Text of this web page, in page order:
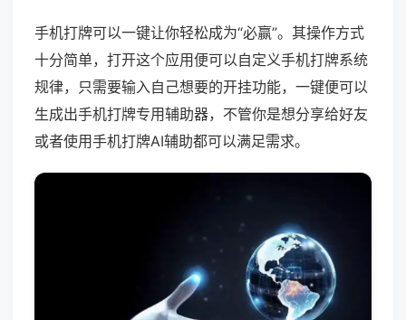
手机打牌可以一键让你轻松成为“必赢”。其操作方式
十分简单，打开这个应用便可以自定义手机打牌系统
规律，只需要输入自己想要的开挂功能，一键便可以
生成出手机打牌专用辅助器，不管你是想分享给好友
或者使用手机打牌AI辅助都可以满足需求。